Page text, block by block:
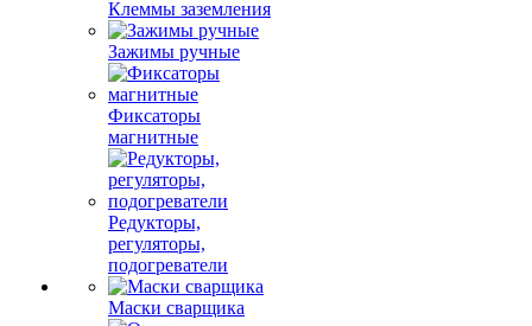
Клеммы заземления
Зажимы ручные
Фиксаторы
магнитные
Редукторы,
регуляторы,
подогреватели
Маски сварщика